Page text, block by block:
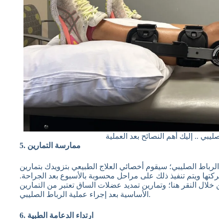
.. إليك أهم النصائح بعد العملية
5. ممارسة التمارين
الصليبي؛ سيقوم أخصائي العلاج الطبيعي بتزويدك بتمارين
ويتم تنفيذ ذلك على مراحل محسوبة بالأسبوع بعد الجراحة.
النقر هنا؛ وتمارين تمديد عضلات الساق تعتبر من التمارين
الأساسية بعد إجراء عملية الرباط الصليبي.
6. ارتداء الدعامة الطبية